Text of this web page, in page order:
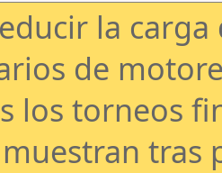
la
de
los torneos
tras